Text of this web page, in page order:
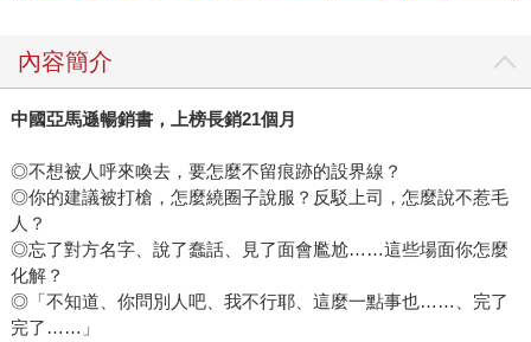
內容簡介
中國亞馬遜暢銷書，上榜長銷21個月
◎不想被人呼來喚去，要怎麼不留痕跡的設界線？
◎你的建議被打槍，怎麼繞圈子說服？反駁上司，怎麼說不惹毛
人？
◎忘了對方名字、說了蠢話、見了面會尷尬……這些場面你怎麼
化解？
◎「不知道、你問別人吧、我不行耶、這麼一點事也……、完了
完了……」